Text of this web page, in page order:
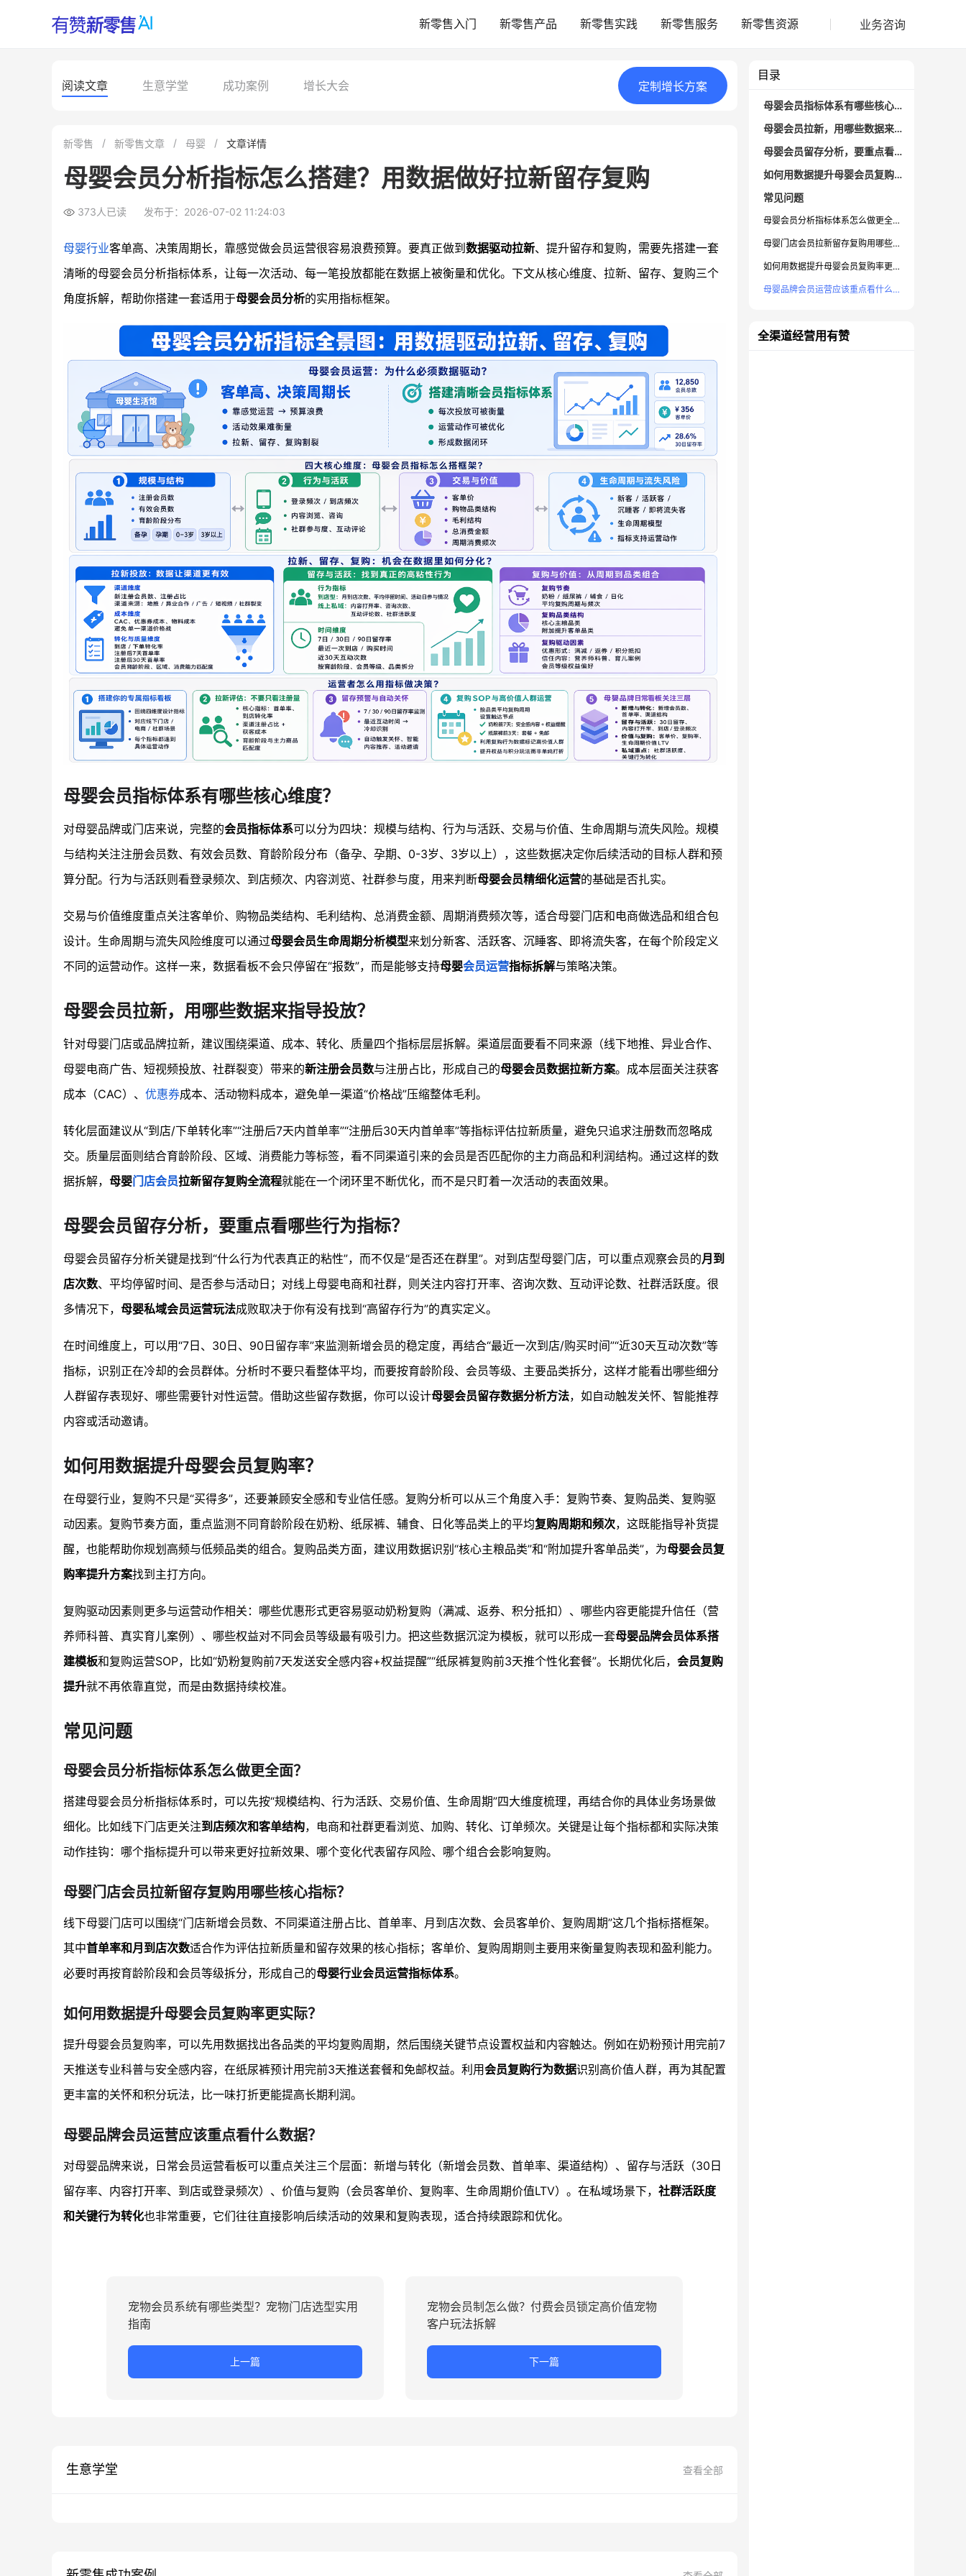
新零售入门 新零售产品 新零售实践 新零售服务 新零售资源 业务咨询
阅读文章 生意学堂 成功案例 增长大会 定制 增长方案
新零售 新零售文章 母婴 文章详情
母婴会员分析指标怎么搭建？用数据做好拉新留存复购
373人已读 发布于：2026-07-02 11:24:03
母婴行业客单高、决策周期长，靠感觉做会员运营很容易浪费预算。要真正做到 数据驱动拉新、提升留存和复购，需要先搭建一套
清晰的母婴会员分析指标体系，让每一次活动、每一笔投放都能在数据上被衡量和优化。下文从核心维度、拉新、留存、复购三个
角度拆解，帮助你搭建一套适用于母婴会员分析的实用指标框架。
母婴会员指标体系有哪些核心维度？
对母婴品牌或门店来说，完整的会员指标体系可以分为四块：规模与结构、行为与活跃、交易与价值、生命周期与流失风险。规模
与结构关注注册会员数、有效会员数、育龄阶段分布（备孕、孕期、0-3岁、3岁以上），这些数据决定你后续活动的目标人群和预
算分配。行为与活跃则看登录频次、到店频次、内容浏览、社群参与度，用来判断母婴会员精细化运营的基础是否扎实。
交易与价值维度重点关注客单价、购物品类结构、毛利结构、总消费金额、周期消费频次等，适合母婴门店和电商做选品和组合包
设计。生命周期与流失风险维度可以通过母婴会员生命周期分析模型来划分新客、活跃客、沉睡客、即将流失客，在每个阶段定义
不同的运营动作。这样一来，数据看板不会只停留在“报数”，而是能够支持母婴会员运营指标拆解与策略决策。
母婴会员拉新，用哪些数据来指导投放？
针对母婴门店或品牌拉新，建议围绕渠道、成本、转化、质量四个指标层层拆解。渠道层面要看不同来源（线下地推、异业合作、
母婴电商广告、短视频投放、社群裂变）带来的新注册会员数与注册占比，形成自己的母婴会员数据拉新方案。成本层面关注获客
成本（CAC）、 优惠券成本、活动物料成本，避免单一渠道“价格战”压缩整体毛利。
转化层面建议从“到店/下单转化率”“注册后7天内首单率”“注册后30天内首单率”等指标评估拉新质量，避免只追求注册数而忽略成
交。质量层面则结合育龄阶段、区域、消费能力等标签，看不同渠道引来的会员是否匹配你的主力商品和利润结构。通过这样的数
据拆解， 母婴门店会员拉新留存复购全流程就能在一个闭环里不断优化，而不是只盯着一次活动的表面效果。
母婴会员留存分析，要重点看哪些行为指标？
母婴会员留存分析关键是找到“什么行为代表真正的粘性”，而不仅是“是否还在群里”。对到店型母婴门店，可以重点观察会员的月到
店次数、平均停留时间、是否参与活动日；对线上母婴电商和社群，则关注内容打开率、咨询次数、互动评论数、社群活跃度。很
多情况下， 母婴私域会员运营玩法成败取决于你有没有找到“高留存行为”的真实定义。
在时间维度上，可以用“7日、30日、90日留存率”来监测新增会员的稳定度，再结合“最近一次到店/购买时间”“近30天互动次数”等
指标，识别正在冷却的会员群体。分析时不要只看整体平均，而要按育龄阶段、会员等级、主要品类拆分，这样才能看出哪些细分
人群留存表现好、哪些需要针对性运营。借助这些留存数据，你可以设计母婴会员留存数据分析方法，如自动触发关怀、智能推荐
内容或活动邀请。
如何用数据提升母婴会员复购率？
在母婴行业，复购不只是“买得多”，还要兼顾安全感和专业信任感。复购分析可以从三个角度入手：复购节奏、复购品类、复购驱
动因素。复购节奏方面，重点监测不同育龄阶段在奶粉、纸尿裤、辅食、日化等品类上的平均复购周期和频次，这既能指导补货提
醒，也能帮助你规划高频与低频品类的组合。复购品类方面，建议用数据识别“核心主粮品类”和“附加提升客单品类”，为母婴会员复
购率提升方案找到主打方向。
复购驱动因素则更多与运营动作相关：哪些优惠形式更容易驱动奶粉复购（满减、返券、积分抵扣）、哪些内容更能提升信任（营
养师科普、真实育儿案例）、哪些权益对不同会员等级最有吸引力。把这些数据沉淀为模板，就可以形成一套母婴品牌会员体系搭
建模板和复购运营SOP，比如“奶粉复购前7天发送安全感内容+权益提醒”“纸尿裤复购前3天推个性化套餐”。长期优化后， 会员复购
提升就不再依靠直觉，而是由数据持续校准。
常见问题
母婴会员分析指标体系怎么做更全面？
搭建母婴会员分析指标体系时，可以先按“规模结构、行为活跃、交易价值、生命周期”四大维度梳理，再结合你的具体业务场景做
细化。比如线下门店更关注到店频次和客单结构，电商和社群更看浏览、加购、转化、订单频次。关键是让每个指标都和实际决策
动作挂钩：哪个指标提升可以带来更好拉新效果、哪个变化代表留存风险、哪个组合会影响复购。
母婴门店会员拉新留存复购用哪些核心指标？
线下母婴门店可以围绕“门店新增会员数、不同渠道注册占比、首单率、月到店次数、会员客单价、复购周期”这几个指标搭框架。
其中首单率和月到店次数适合作为评估拉新质量和留存效果的核心指标；客单价、复购周期则主要用来衡量复购表现和盈利能力。
必要时再按育龄阶段和会员等级拆分，形成自己的母婴行业会员运营指标体系。
如何用数据提升母婴会员复购率更实际？
提升母婴会员复购率，可以先用数据找出各品类的平均复购周期，然后围绕关键节点设置权益和内容触达。例如在奶粉预计用完前7
天推送专业科普与安全感内容，在纸尿裤预计用完前3天推送套餐和免邮权益。利用会员复购行为数据识别高价值人群，再为其配置
更丰富的关怀和积分玩法，比一味打折更能提高长期利润。
母婴品牌会员运营应该重点看什么数据？
对母婴品牌来说，日常会员运营看板可以重点关注三个层面：新增与转化（新增会员数、首单率、渠道结构）、留存与活跃（30日
留存率、内容打开率、到店或登录频次）、价值与复购（会员客单价、复购率、生命周期价值LTV）。在私域场景下， 社群活跃度
和关键行为转化也非常重要，它们往往直接影响后续活动的效果和复购表现，适合持续跟踪和优化。
宠物会员系统有哪些类型？宠物门店选型实用
指南
上一篇
宠物会员制怎么做？付费会员锁定高价值宠物
客户玩法拆解
下一篇
生意学堂 查看全部
目录
母婴会员指标体系有哪些核心维度？
母婴会员拉新，用哪些数据来指导投放？
母婴会员留存分析，要重点看哪些行为指标？
如何用数据提升母婴会员复购率？
常见问题
母婴会员分析指标体系怎么做更全面？
母婴门店会员拉新留存复购用哪些核心指标？
如何用数据提升母婴会员复购率更实际？
母婴品牌会员运营应该重点看什么数据？
全渠道经营用有赞